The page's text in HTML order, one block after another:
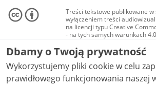
Treści tekstowe publikowane w
wyłączeniem treści
na licencji typu Creative
- na tych samych warunkach
Materiały audiowizualne, w
audio i wideo, są udostępniane
Creative Commons: uznanie
niekomercyjne - bez utworów
NC-ND 4.0), o ile nie jest to
Dbamy o Twoją prywatność
Wykorzystujemy pliki cookie w celu
prawidłowego funkcjonowania naszej